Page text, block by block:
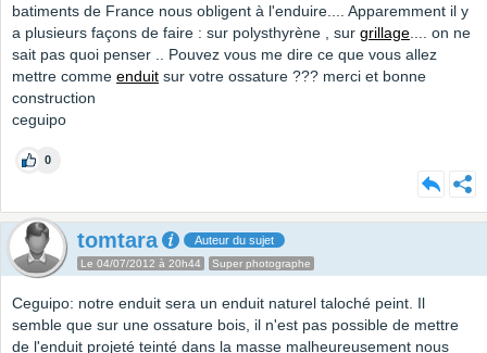
batiments de France nous obligent à l'enduire.... Apparemment il y
a plusieurs façons de faire : sur polysthyrène , sur grillage.... on ne
sait pas quoi penser .. Pouvez vous me dire ce que vous allez
mettre comme enduit sur votre ossature ??? merci et bonne
construction
ceguipo
0
tomtara Auteur du sujet
Le 04/07/2012 à 20h44 Super photographe
Ceguipo: notre enduit sera un enduit naturel taloché peint. Il
semble que sur une ossature bois, il n'est pas possible de mettre
de l'enduit projeté teinté dans la masse malheureusement nous